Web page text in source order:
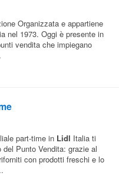
Organizzata e appartiene
nel 1973. Oggi è presente in
vendita che impiegano
part-time in Lidl Italia ti
Punto Vendita: grazie al
con prodotti freschi e lo